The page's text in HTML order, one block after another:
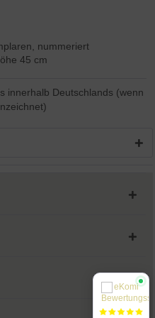
nummeriert
45 cm
innerhalb Deutschlands (wenn